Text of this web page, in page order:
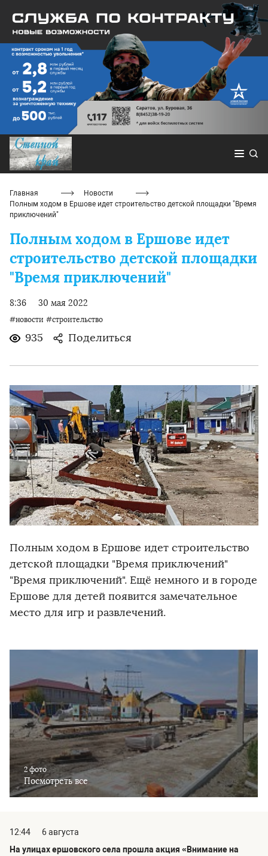
Главная
Новости
Полным ходом в Ершове идет строительство детской площадки "Время
приключений"
Полным ходом в Ершове идет
строительство детской площадки
"Время приключений"
8:36 30 мая 2022
#новости #строительство
935 Поделиться
Полным ходом в Ершове идет строительство
детской площадки "Время приключений"
"Время приключений". Ещё немного и в городе
Ершове для детей появится замечательное
место для игр и развлечений.
2 фото
Посмотреть все
12:44
6 августа
На улицах ершовского села прошла акция «Внимание на